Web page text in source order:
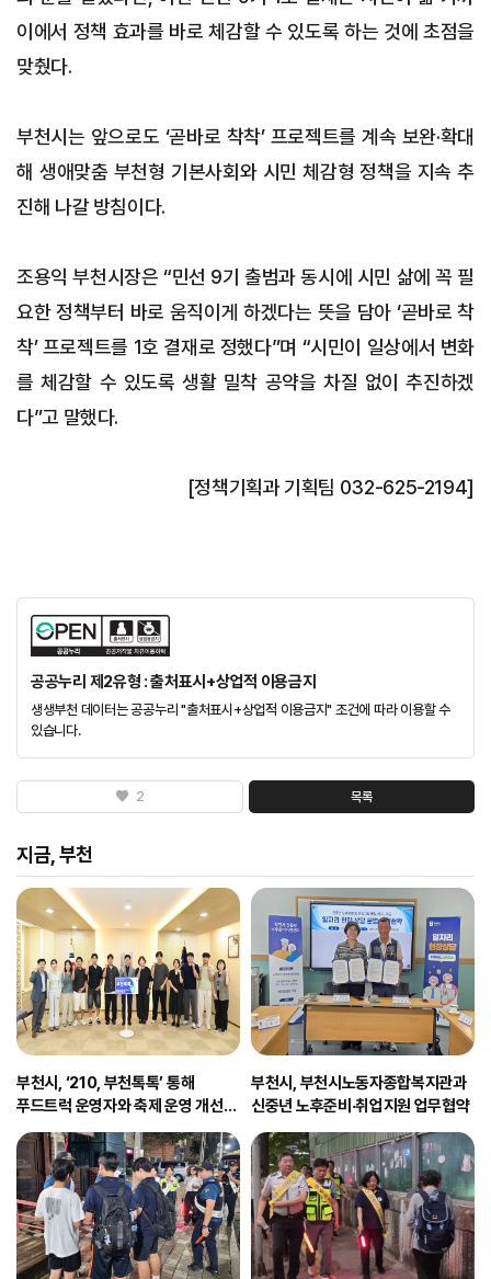
이에서 정책 효과를 바로 체감할 수 있도록 하는 것에 초점을
맞췄다.
부천시는 앞으로도 ‘곧바로 착착’ 프로젝트를 계속 보완·확대
해 생애맞춤 부천형 기본사회와 시민 체감형 정책을 지속 추
진해 나갈 방침이다.
조용익 부천시장은 “민선 9기 출범과 동시에 시민 삶에 꼭 필
요한 정책부터 바로 움직이게 하겠다는 뜻을 담아 ‘곧바로 착
착’ 프로젝트를 1호 결재로 정했다”며 “시민이 일상에서 변화
를 체감할 수 있도록 생활 밀착 공약을 차질 없이 추진하겠
다”고 말했다.
[정책기획과 기획팀 032-625-2194]
공공누리 제2유형 : 출처표시+상업적 이용금지
생생부천 데이터는 공공누리 "출처표시+상업적 이용금지" 조건에 따라 이용할 수
있습니다.
2 목록
지금, 부천
부천시, ‘210, 부천톡톡’ 통해
푸드트럭 운영자와 축제 운영 개선
논의
부천시, 부천시노동자종합복지관과
신중년 노후준비·취업지원 업무협약